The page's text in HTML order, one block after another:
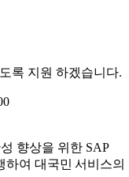
록 지원 하겠습니다.
향상을 위한 SAP
하여대국민 서비스의